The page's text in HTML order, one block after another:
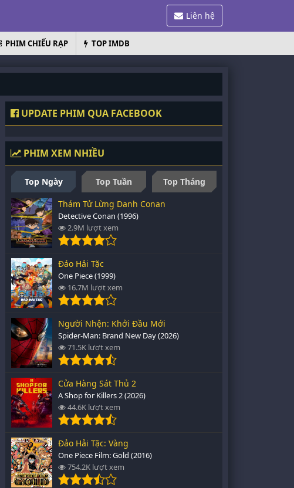
Liên hệ
PHIM CHIẾU RẠP TOP IMDB
UPDATE PHIM QUA FACEBOOK
PHIM XEM NHIỀU
Top Ngày Top Tuần
Top Tháng
Thám Tử Lừng Danh Conan
Detective Conan (1996)
2.9M lượt xem
Đảo Hải Tặc
One Piece (1999)
16.7M lượt xem
Người Nhện: Khởi Đầu Mới
Spider-Man: Brand New Day (2026)
71.5K lượt xem
Cửa Hàng Sát Thủ 2
A Shop for Killers 2 (2026)
44.6K lượt xem
Đảo Hải Tặc: Vàng
One Piece Film: Gold (2016)
754.2K lượt xem